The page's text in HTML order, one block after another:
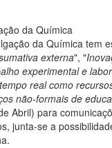
da Química
da Química tem
externa", "
experimental e
real como
não-formais de
Abril) para
junta-se a